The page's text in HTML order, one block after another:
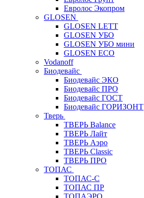
Евролос Экопром
GLOSEN
GLOSEN LETT
GLOSEN УБО
GLOSEN УБО мини
GLOSEN ECO
Vodanoff
Биодевайс
Биодевайс ЭКО
Биодевайс ПРО
Биодевайс ГОСТ
Биодевайс ГОРИЗОНТ
Тверь
ТВЕРЬ Balance
ТВЕРЬ Лайт
ТВЕРЬ Аэро
ТВЕРЬ Classic
ТВЕРЬ ПРО
ТОПАС
ТОПАС-С
ТОПАС ПР
ТОПАЭРО